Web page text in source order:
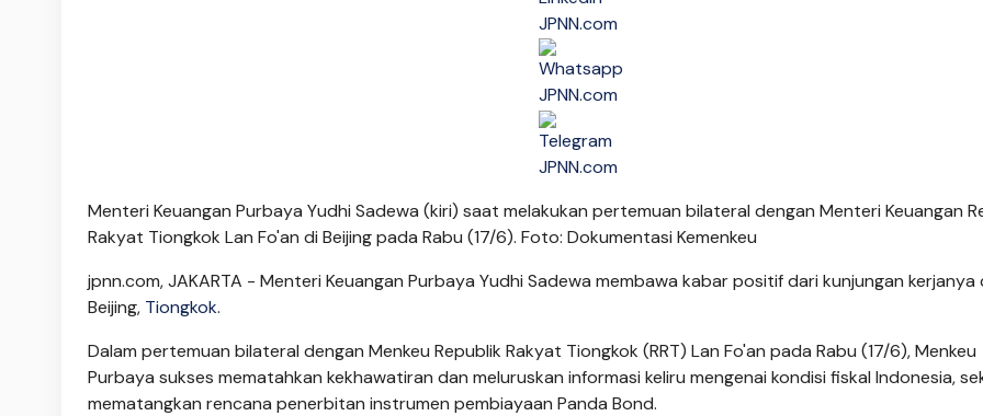
Menteri Keuangan Purbaya Yudhi Sadewa (kiri) saat melakukan pertemuan bilateral dengan Menteri Keuangan
Rakyat Tiongkok Lan Fo'an di Beijing pada Rabu (17/6). Foto: Dokumentasi Kemenkeu
jpnn.com, JAKARTA - Menteri Keuangan Purbaya Yudhi Sadewa membawa kabar positif dari kunjungan kerjanya
Beijing, Tiongkok.
Dalam pertemuan bilateral dengan Menkeu Republik Rakyat Tiongkok (RRT) Lan Fo'an pada Rabu (17/6), Menkeu
Purbaya sukses mematahkan kekhawatiran dan meluruskan informasi keliru mengenai kondisi fiskal Indonesia,
mematangkan rencana penerbitan instrumen pembiayaan Panda Bond.